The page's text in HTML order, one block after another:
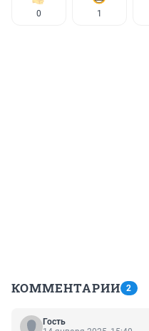
0 1
КОММЕНТАРИИ 2
Гость